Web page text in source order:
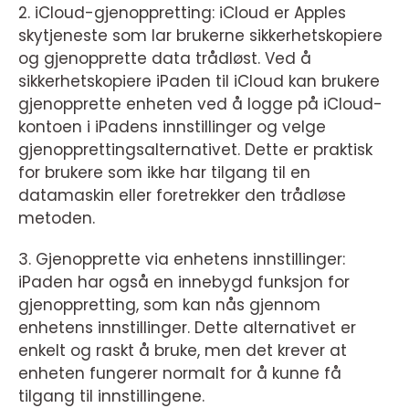
2. iCloud-gjenoppretting: iCloud er Apples
skytjeneste som lar brukerne sikkerhetskopiere
og gjenopprette data trådløst. Ved å
sikkerhetskopiere iPaden til iCloud kan brukere
gjenopprette enheten ved å logge på iCloud-
kontoen i iPadens innstillinger og velge
gjenopprettingsalternativet. Dette er praktisk
for brukere som ikke har tilgang til en
datamaskin eller foretrekker den trådløse
metoden.
3. Gjenopprette via enhetens innstillinger:
iPaden har også en innebygd funksjon for
gjenoppretting, som kan nås gjennom
enhetens innstillinger. Dette alternativet er
enkelt og raskt å bruke, men det krever at
enheten fungerer normalt for å kunne få
tilgang til innstillingene.